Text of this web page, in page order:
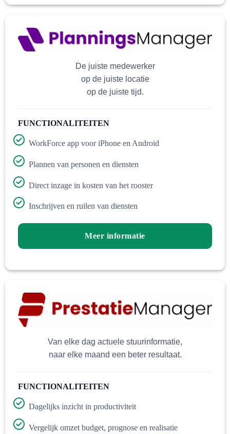
De juiste medewerker
op de juiste locatie
op de juiste tijd.
FUNCTIONALITEITEN
WorkForce app voor iPhone en Android
Plannen van personen en diensten
Direct inzage in kosten van het rooster
Inschrijven en ruilen van diensten
Meer informatie
Van elke dag actuele stuurinformatie,
naar elke maand een beter resultaat.
FUNCTIONALITEITEN
Dagelijks inzicht in productiviteit
Vergelijk omzet budget, prognose en realisatie